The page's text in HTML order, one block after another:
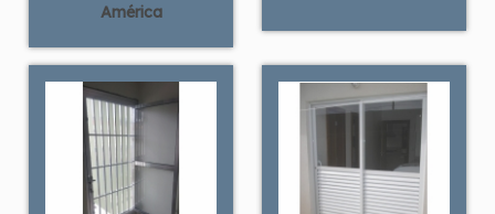
América